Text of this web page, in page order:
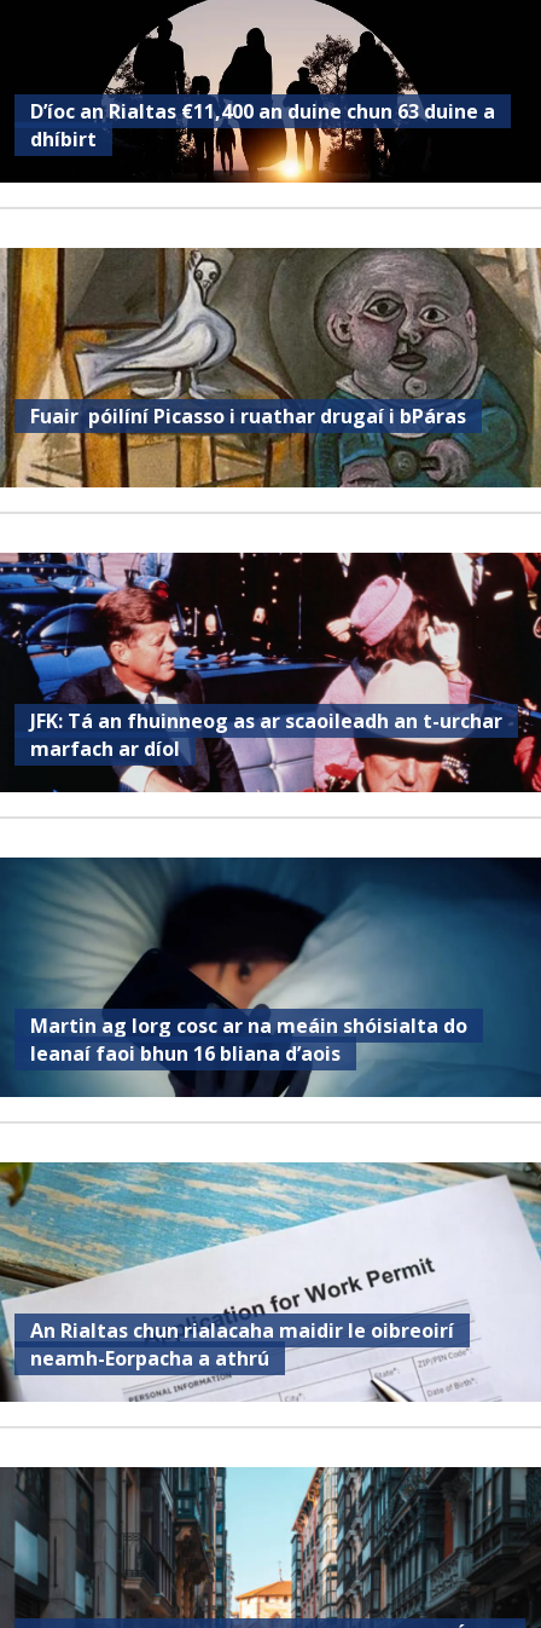
D’íoc an Rialtas €11,400 an duine chun 63 duine a
dhíbirt
Fuair ​​ póilíní Picasso i ruathar drugaí i bPáras
JFK: Tá an fhuinneog as ar scaoileadh an t-urchar
marfach ar díol
Martin ag lorg cosc ar na meáin shóisialta do
leanaí faoi bhun 16 bliana d’aois
An Rialtas chun rialacaha maidir le oibreoirí
neamh-Eorpacha a athrú